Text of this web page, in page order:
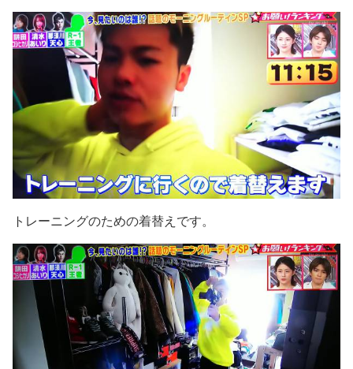
トレーニングのための着替えです。